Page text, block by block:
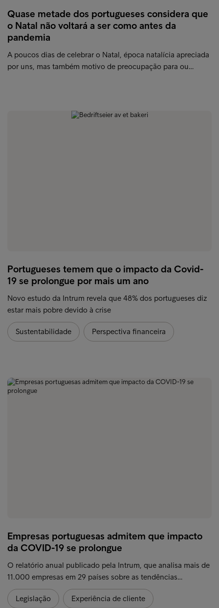
Quase metade dos portugueses considera que
o Natal não voltará a ser como antes da
pandemia
A poucos dias de celebrar o Natal, época natalícia apreciada
por uns, mas também motivo de preocupação para ou…
Portugueses temem que o impacto da Covid-
19 se prolongue por mais um ano
Novo estudo da Intrum revela que 48% dos portugueses diz
estar mais pobre devido à crise
Sustentabilidade Perspectiva financeira
Empresas portuguesas admitem que impacto
da COVID-19 se prolongue
O relatório anual publicado pela Intrum, que analisa mais de
11.000 empresas em 29 países sobre as tendências…
Legislação Experiência de cliente